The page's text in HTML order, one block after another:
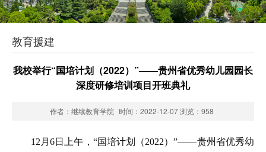
教育援建
我校举行“国培计划（2022）”——贵州省优秀幼儿园园长
深度研修培训项目开班典礼
作者：继续教育学院 时间：2022-12-07 浏览： 958
12月6日上午，“国培计划（2022）”——贵州省优秀幼